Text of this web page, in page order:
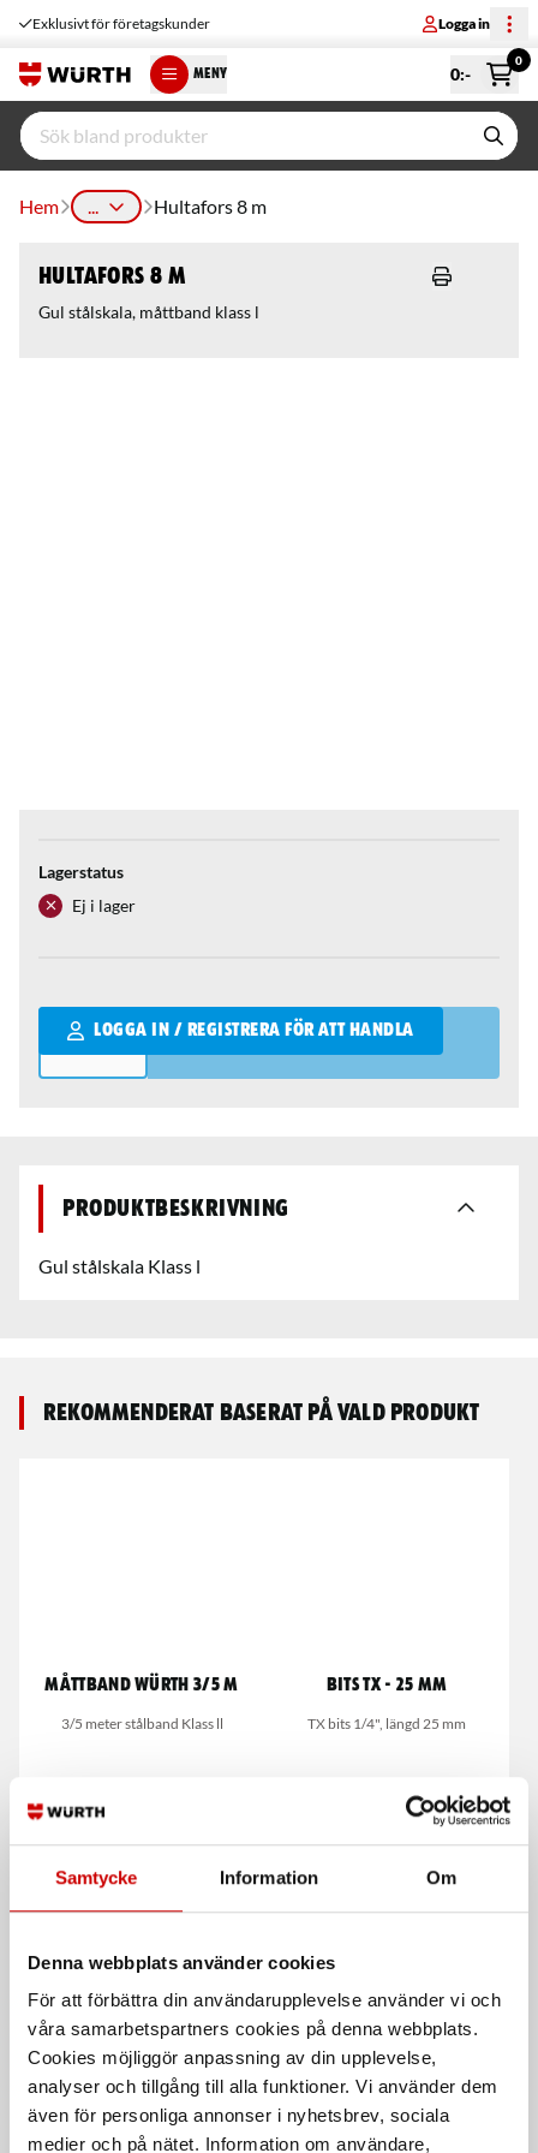
Samtycke Information Om
Denna webbplats använder cookies
För att förbättra din användarupplevelse använder vi och
våra samarbetspartners cookies på denna webbplats.
Cookies möjliggör anpassning av din upplevelse,
analyser och tillgång till alla funktioner. Vi använder dem
även för personliga annonser i nyhetsbrev, sociala
medier och på nätet. Information om användare,
Exklusivt för företagskunder Logga in
MENY 0:-
0
Hem ... Hultafors 8 m
Hultafors 8 m
Gul stålskala, måttband klass l
Lagerstatus
Ej i lager
LOGGA IN / REGISTRERA FÖR ATT HANDLA
Qantity
Produktbeskrivning
Gul stålskala Klass l
Rekommenderat baserat på vald produkt
Måttband Würth 3/5 m
3/5 meter stålband Klass ll
Bits TX - 25 mm
TX bits 1/4", längd 25 mm
20/30M
20/30 meters utförande
SDS-Plus fäste, För betong, tegel
och sten
De som köpte, köpte även